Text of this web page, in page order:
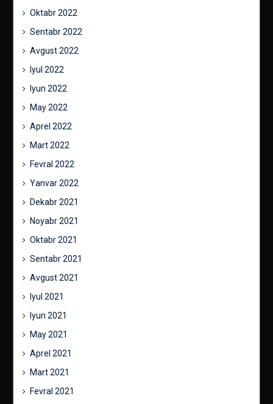
Oktabr 2022
Sentabr 2022
Avgust 2022
Iyul 2022
Iyun 2022
May 2022
Aprel 2022
Mart 2022
Fevral 2022
Yanvar 2022
Dekabr 2021
Noyabr 2021
Oktabr 2021
Sentabr 2021
Avgust 2021
Iyul 2021
Iyun 2021
May 2021
Aprel 2021
Mart 2021
Fevral 2021